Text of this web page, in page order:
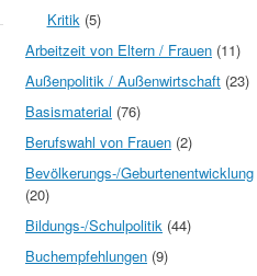
Kritik(5)
Arbeitzeit von Eltern / Frauen (11)
Außenpolitik / Außenwirtschaft (23)
Basismaterial (76)
Berufswahl von Frauen (2)
Bevölkerungs-/Geburtenentwicklung
(20)
Bildungs-/Schulpolitik (44)
Buchempfehlungen (9)